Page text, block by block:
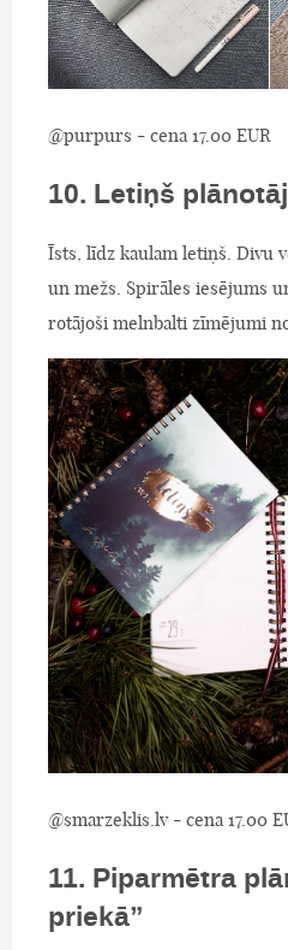
@purpurs - cena 17.00 EUR
10. Letiņš
Īsts, līdz kaulam letiņš. Divu
un mežs. Spirāles iesējums
rotājoši melnbalti zīmējumi
@smarzeklis.lv - cena 17.00
11. Piparmētra
priekā”